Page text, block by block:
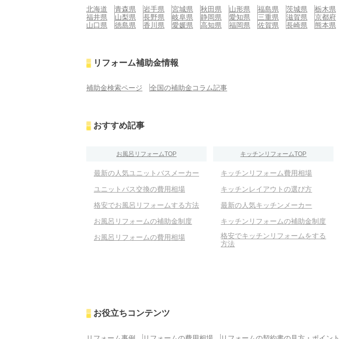
北海道 青森県 岩手県 宮城県 秋田県 山形県 福島県 茨城県 栃木県
福井県
山梨県 長野県 岐阜県 静岡県 愛知県 三重県 滋賀県 京都府
山口県
徳島県 香川県 愛媛県 高知県 福岡県 佐賀県 長崎県 熊本県
リフォーム補助金情報
補助金検索ページ 全国の補助金コラム記事
おすすめ記事
キッチンリフォームTOP
キッチンリフォーム費用相場
キッチンレイアウトの選び方
最新の人気キッチンメーカー
キッチンリフォームの補助金制度
格安でキッチンリフォームをする
方法
お風呂リフォームTOP
最新の人気ユニットバスメーカー
ユニットバス交換の費用相場
格安でお風呂リフォームする方法
お風呂リフォームの補助金制度
お風呂リフォームの費用相場
お役立ちコンテンツ